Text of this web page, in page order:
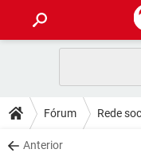
CELULAR
OUTLOOK
DICAS
JOGOS
DOWNLOADS
Fórum Rede
Anterior